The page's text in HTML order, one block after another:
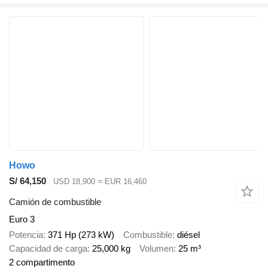
Howo
S/ 64,150
USD 18,900 ≈ EUR 16,460
Camión de combustible
Euro 3
Potencia 371 Hp (273 kW) Combustible diésel
Capacidad de carga 25,000 kg Volumen 25 m³
2 compartimento